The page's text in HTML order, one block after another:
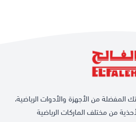
المفضلة من الأجهزة والأدوات الرياضية،
من مختلف الماركات الرياضية